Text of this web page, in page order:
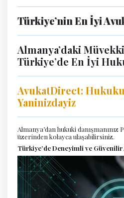
Türkiye’nin En İyi
Almanya’daki
Türkiye’de En İyi
AvukatDirect:
Yaninizdayiz
Almanya’dan hukuki danışmanınız
üzerinden kolayca ulaşabilirsiniz.
Türkiye’de Deneyimli ve Güvenilir